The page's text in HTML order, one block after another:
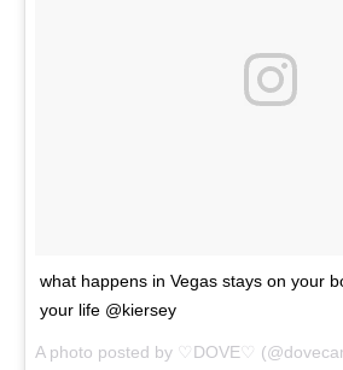
what happens in Vegas stays on your
your life @kiersey
A photo posted by ♡DOVE♡